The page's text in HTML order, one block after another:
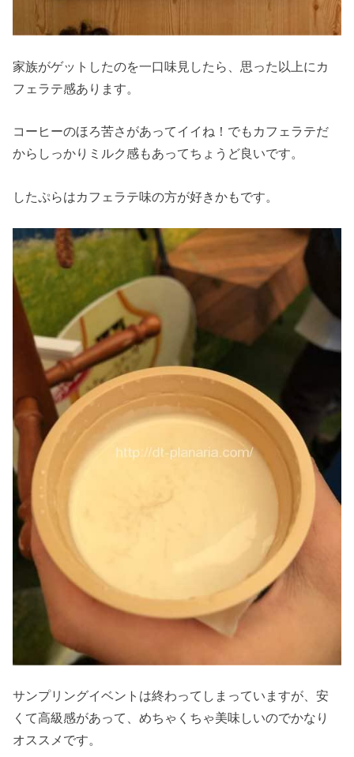
家族がゲットしたのを一口味見したら、思った以上にカ
フェラテ感あります。
コーヒーのほろ苦さがあってイイね！でもカフェラテだ
からしっかりミルク感もあってちょうど良いです。
したぷらはカフェラテ味の方が好きかもです。
サンプリングイベントは終わってしまっていますが、安
くて高級感があって、めちゃくちゃ美味しいのでかなり
オススメです。